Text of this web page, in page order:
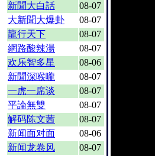
新聞大白話
08-07
大新聞大爆卦
08-07
龍行天下
08-07
網路酸辣湯
08-07
欢乐智多星
08-06
新聞深喉嚨
08-07
一虎一席谈
08-07
平論無雙
08-07
解码陈文茜
08-07
新闻面对面
08-06
新闻龙卷风
08-07